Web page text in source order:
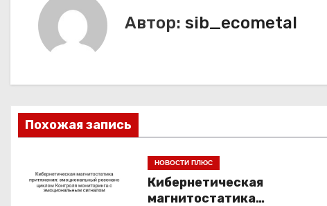
ц
и
я
Автор: sib_ecometal
Похожая запись
НОВОСТИ ПЛЮС
Кибернетическая
магнитостатика